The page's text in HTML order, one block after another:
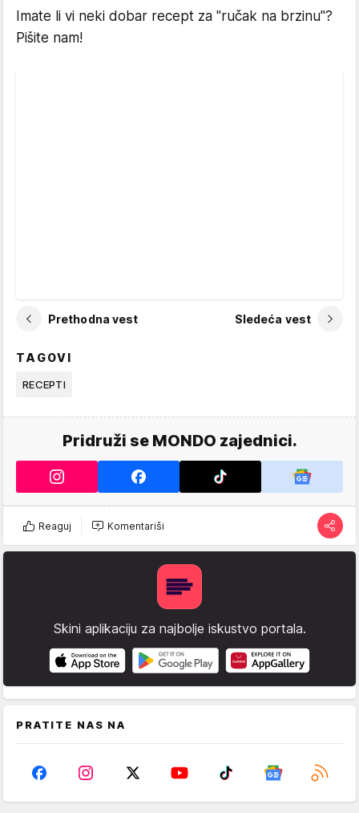
Imate li vi neki dobar recept za "ručak na brzinu"?
Pišite nam!
Prethodna vest Sledeća vest
TAGOVI
RECEPTI
Pridruži se MONDO zajednici.
Reaguj Komentariši
Skini aplikaciju za najbolje iskustvo portala.
PRATITE NAS NA